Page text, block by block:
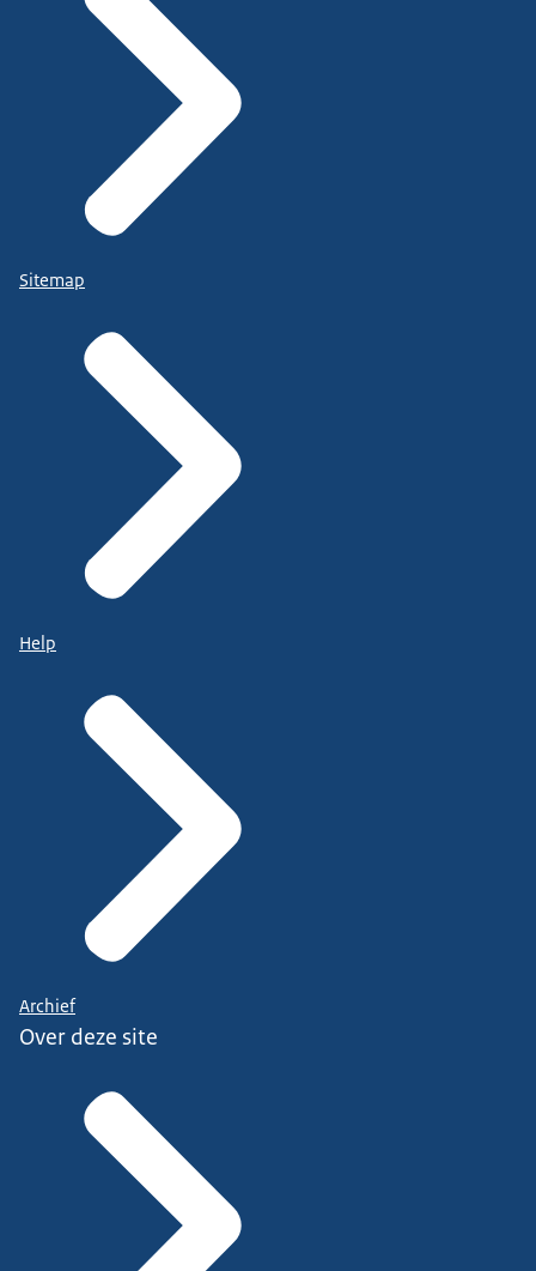
Sitemap
Help
Archief
Over deze site